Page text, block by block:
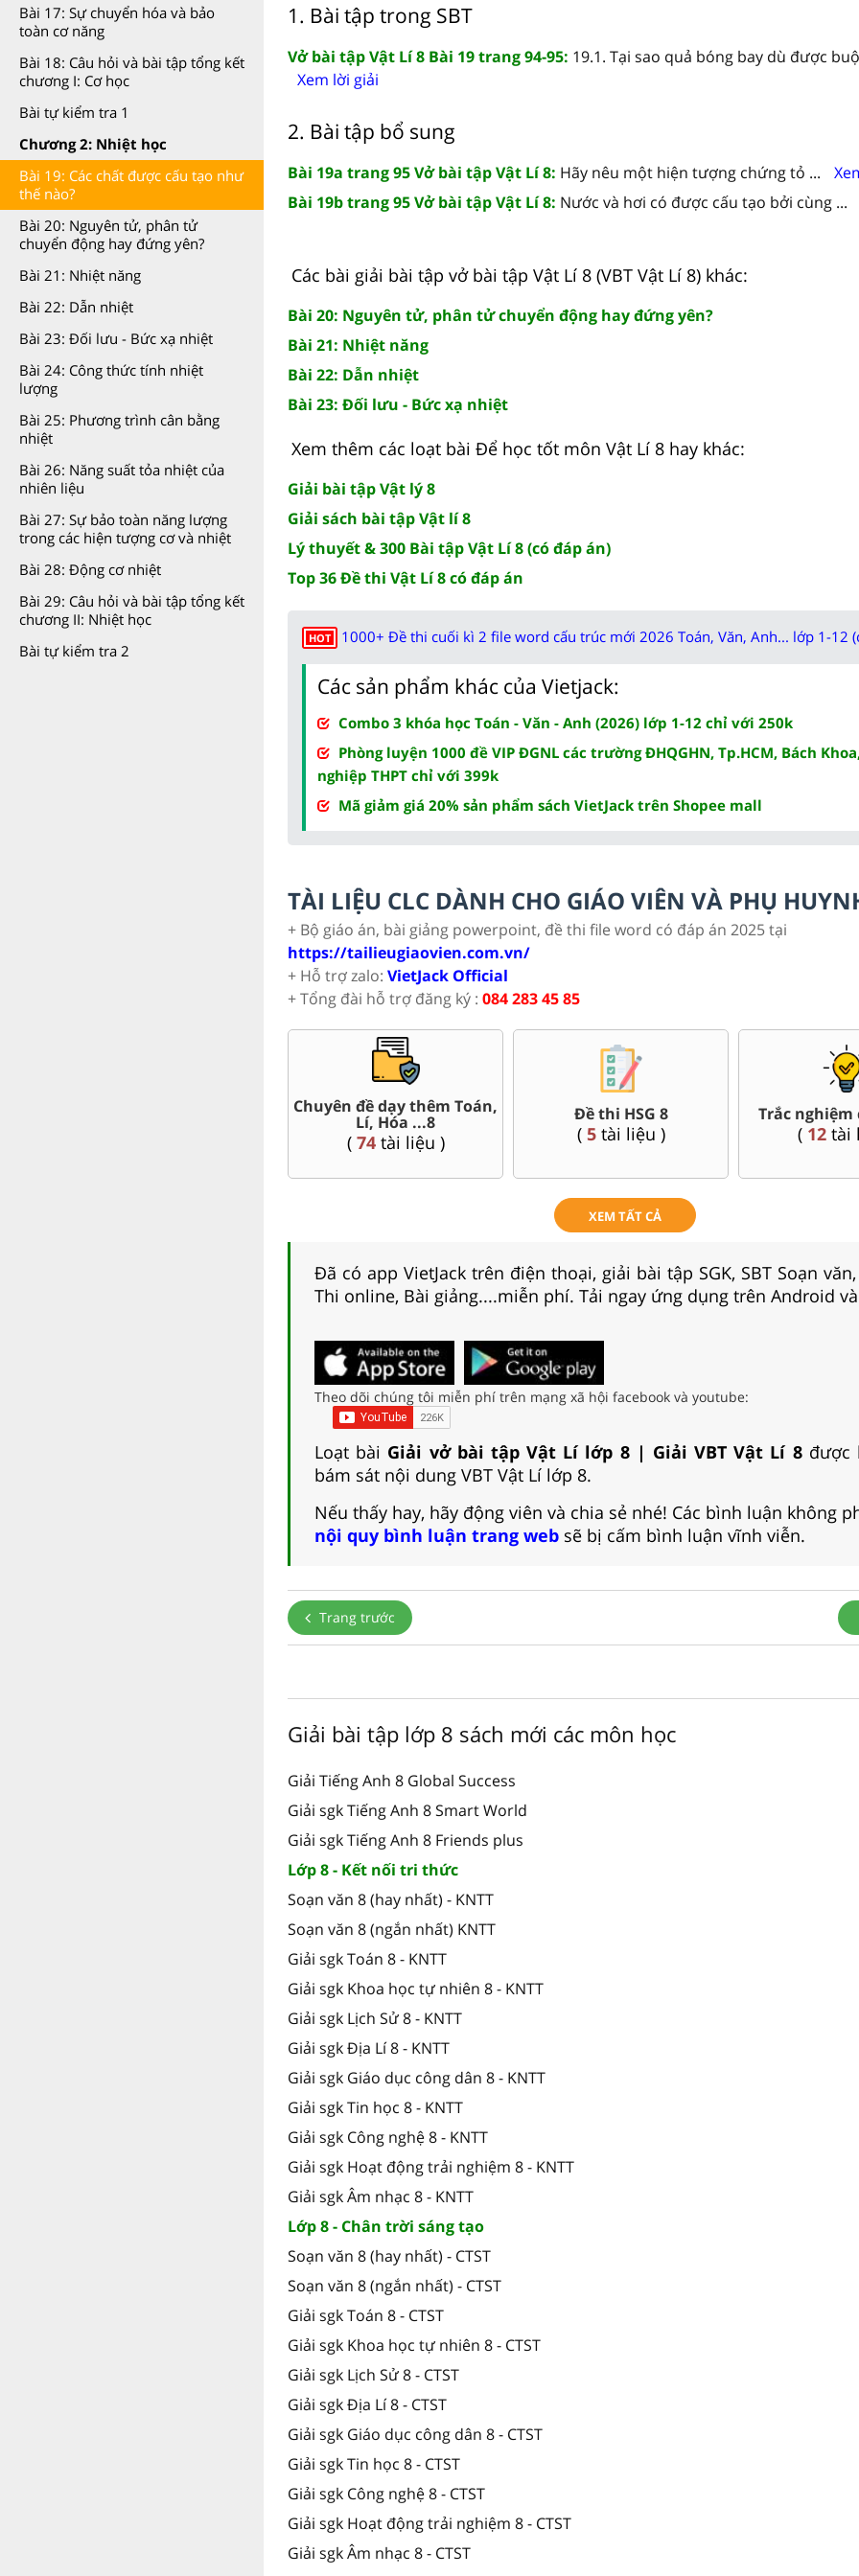
Bài 17: Sự chuyển hóa và bảo
toàn cơ năng
Bài 18: Câu hỏi và bài tập tổng kết
chương I: Cơ học
Bài tự kiểm tra 1
Chương 2: Nhiệt học
Bài 19: Các chất được cấu tạo như
thế nào?
Bài 20: Nguyên tử, phân tử
chuyển động hay đứng yên?
Bài 21: Nhiệt năng
Bài 22: Dẫn nhiệt
Bài 23: Đối lưu - Bức xạ nhiệt
Bài 24: Công thức tính nhiệt
lượng
Bài 25: Phương trình cân bằng
nhiệt
Bài 26: Năng suất tỏa nhiệt của
nhiên liệu
Bài 27: Sự bảo toàn năng lượng
trong các hiện tượng cơ và nhiệt
Bài 28: Động cơ nhiệt
Bài 29: Câu hỏi và bài tập tổng kết
chương II: Nhiệt học
Bài tự kiểm tra 2
1. Bài tập trong SBT
Vở bài tập Vật Lí 8 Bài 19 trang 94-95: 19.1. Tại sao quả bóng bay dù được
Xem lời giải
2. Bài tập bổ sung
Bài 19a trang 95 Vở bài tập Vật Lí 8: Hãy nêu một hiện tượng chứng tỏ ...
Bài 19b trang 95 Vở bài tập Vật Lí 8: Nước và hơi có được cấu tạo bởi cùng ...
Các bài giải bài tập vở bài tập Vật Lí 8 (VBT Vật Lí 8) khác:
Bài 20: Nguyên tử, phân tử chuyển động hay đứng yên?
Bài 21: Nhiệt năng
Bài 22: Dẫn nhiệt
Bài 23: Đối lưu - Bức xạ nhiệt
Xem thêm các loạt bài Để học tốt môn Vật Lí 8 hay khác:
Giải bài tập Vật lý 8
Giải sách bài tập Vật lí 8
Lý thuyết & 300 Bài tập Vật Lí 8 (có đáp án)
Top 36 Đề thi Vật Lí 8 có đáp án
HOT 1000+ Đề thi cuối kì 2 file word cấu trúc mới 2026 Toán, Văn, Anh... lớp 1-12
Các sản phẩm khác của Vietjack:
Combo 3 khóa học Toán - Văn - Anh (2026) lớp 1-12 chỉ với 250k
Phòng luyện 1000 đề VIP ĐGNL các trường ĐHQGHN, Tp.HCM, Bách
nghiệp THPT chỉ với 399k
Mã giảm giá 20% sản phẩm sách VietJack trên Shopee mall
TÀI LIỆU CLC DÀNH CHO GIÁO VIÊN VÀ PHỤ
+ Bộ giáo án, bài giảng powerpoint, đề thi file word có đáp án 2025 tại
https://tailieugiaovien.com.vn/
+ Hỗ trợ zalo: VietJack Official
+ Tổng đài hỗ trợ đăng ký : 084 283 45 85
Chuyên đề dạy thêm Toán,
Lí, Hóa ...8
( 74tài liệu )
Đề thi HSG 8
( 5tài liệu )
Trắc nghiệm
( 12tài
XEM TẤT CẢ
Đã có app VietJack trên điện thoại, giải bài tập SGK, SBT Soạn
Thi online, Bài giảng....miễn phí. Tải ngay ứng dụng trên Android và
Theo dõi chúng tôi miễn phí trên mạng xã hội facebook và youtube:
Loạt bài Giải vở bài tập Vật Lí lớp 8 | Giải VBT Vật Lí 8được
bám sát nội dung VBT Vật Lí lớp 8.
Nếu thấy hay, hãy động viên và chia sẻ nhé! Các bình luận không
nội quy bình luận trang web sẽ bị cấm bình luận vĩnh viễn.
Trang trước
Giải bài tập lớp 8 sách mới các môn học
Giải Tiếng Anh 8 Global Success
Giải sgk Tiếng Anh 8 Smart World
Giải sgk Tiếng Anh 8 Friends plus
Lớp 8 - Kết nối tri thức
Soạn văn 8 (hay nhất) - KNTT
Soạn văn 8 (ngắn nhất) KNTT
Giải sgk Toán 8 - KNTT
Giải sgk Khoa học tự nhiên 8 - KNTT
Giải sgk Lịch Sử 8 - KNTT
Giải sgk Địa Lí 8 - KNTT
Giải sgk Giáo dục công dân 8 - KNTT
Giải sgk Tin học 8 - KNTT
Giải sgk Công nghệ 8 - KNTT
Giải sgk Hoạt động trải nghiệm 8 - KNTT
Giải sgk Âm nhạc 8 - KNTT
Lớp 8 - Chân trời sáng tạo
Soạn văn 8 (hay nhất) - CTST
Soạn văn 8 (ngắn nhất) - CTST
Giải sgk Toán 8 - CTST
Giải sgk Khoa học tự nhiên 8 - CTST
Giải sgk Lịch Sử 8 - CTST
Giải sgk Địa Lí 8 - CTST
Giải sgk Giáo dục công dân 8 - CTST
Giải sgk Tin học 8 - CTST
Giải sgk Công nghệ 8 - CTST
Giải sgk Hoạt động trải nghiệm 8 - CTST
Giải sgk Âm nhạc 8 - CTST